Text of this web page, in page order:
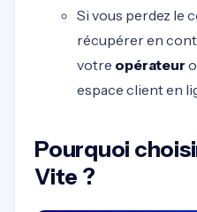
Si vous perdez le
récupérer en
votre opérateur
espace client en
Pourquoi
Vite ?